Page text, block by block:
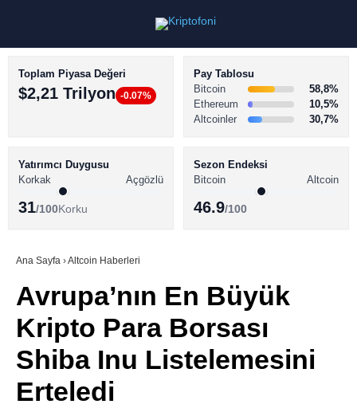
Youtube
TikTok
BİTCOİN HABERLERİ
ALTCOİN HABERLERİ
SÖZLÜK
Toplam Piyasa Değeri
$2,21 Trilyon -0.07%
Pay Tablosu
Bitcoin
58,8%
Ethereum
10,5%
Altcoinler
30,7%
Yatırımcı Duygusu
Korkak
Açgözlü
31/100Korku
Sezon Endeksi
Bitcoin
Altcoin
46.9/100
Ana Sayfa ›Altcoin Haberleri
Avrupa’nın En Büyük
Kripto Para Borsası
Shiba Inu Listelemesini
Erteledi